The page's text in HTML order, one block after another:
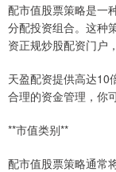
配市值股票策略是一
分配投资组合。这种
资正规炒股配资门户
天盈配资提供高达10
合理的资金管理，你
**市值类别**
配市值股票策略通常